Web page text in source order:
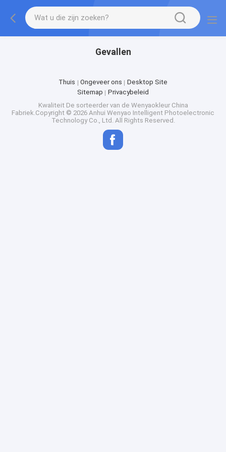
Gevallen
Thuis Ongeveer ons
Desktop Site
Sitemap
Privacybeleid
Kwaliteit De sorteerder van de WenyaokleurChina
Fabriek.Copyright © 2026 Anhui Wenyao Intelligent Photoelectronic
Technology Co., Ltd. All Rights Reserved.